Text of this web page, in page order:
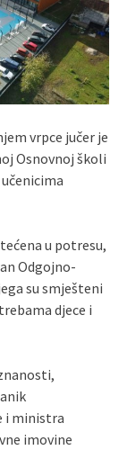
vrpce jučer je
Osnovnoj školi
u potresu,
Odgojno-
su smješteni
djece i
i ministra
imovine